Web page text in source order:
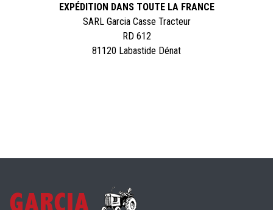
EXPÉDITION DANS TOUTE LA FRANCE
SARL Garcia Casse Tracteur
RD 612
81120 Labastide Dénat